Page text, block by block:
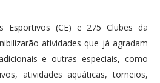
Esportivos (CE) e 275 Clubes da
atividades que já agradam
e outras especiais, como
atividades aquáticas, torneios,